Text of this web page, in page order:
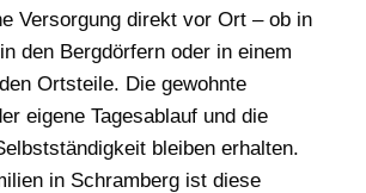
Versorgung direkt vor Ort – ob in
den Bergdörfern oder in einem
Ortsteile. Die gewohnte
eigene Tagesablauf und die
bleiben erhalten.
in Schramberg ist diese